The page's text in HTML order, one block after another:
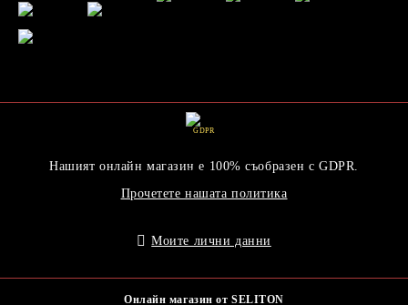
GDPR
Нашият онлайн магазин е 100% съобразен с GDPR.
Прочетете нашата политика
Моите лични данни
Онлайн магазин от SELITON